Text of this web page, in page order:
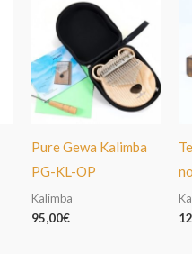
Pure Gewa Kalimba
PG-KL-OP
Kalimba
95,00€